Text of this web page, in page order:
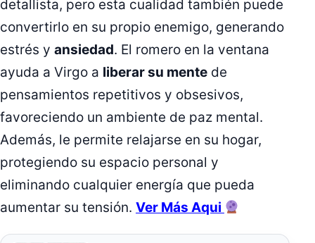
detallista, pero esta cualidad también puede
convertirlo en su propio enemigo, generando
estrés y ansiedad. El romero en la ventana
ayuda a Virgo a liberar su mente de
pensamientos repetitivos y obsesivos,
favoreciendo un ambiente de paz mental.
Además, le permite relajarse en su hogar,
protegiendo su espacio personal y
eliminando cualquier energía que pueda
aumentar su tensión. Ver Más Aqui